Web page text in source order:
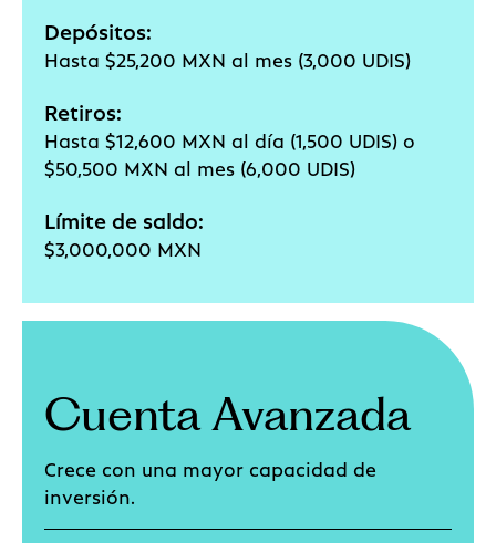
Depósitos:
Hasta $25,200 MXN al mes (3,000 UDIS)
Retiros:
Hasta $12,600 MXN al día (1,500 UDIS) o
$50,500 MXN al mes (6,000 UDIS)
Límite de saldo:
$3,000,000 MXN
Cuenta Avanzada
Crece con una mayor capacidad de
inversión.